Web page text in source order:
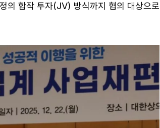
의 합작 투자(JV) 방식까지 협의 대상으로